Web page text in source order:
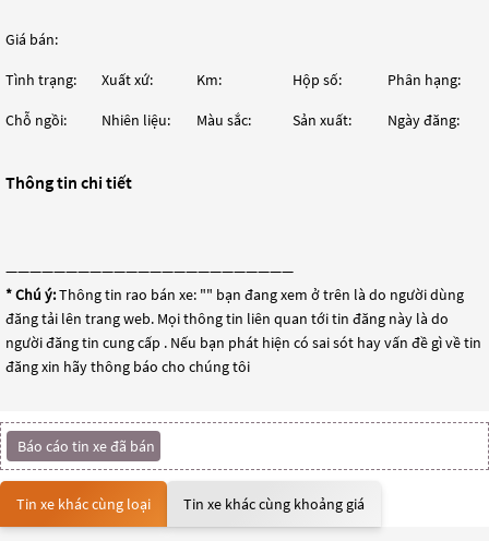
Giá bán:
Tình trạng: Xuất xứ: Km: Hộp số: Phân hạng:
Chỗ ngồi: Nhiên liệu: Màu sắc: Sản xuất: Ngày đăng:
Thông tin chi tiết
————————————————————————
* Chú ý:Thông tin rao bán xe: "" bạn đang xem ở trên là do người dùng
đăng tải lên trang web. Mọi thông tin liên quan tới tin đăng này là do
người đăng tin cung cấp . Nếu bạn phát hiện có sai sót hay vấn đề gì về tin
đăng xin hãy thông báo cho chúng tôi
Báo cáo tin xe đã bán
Tin xe khác cùng loại Tin xe khác cùng khoảng giá